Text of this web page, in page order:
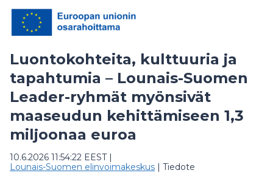
Luontokohteita, kulttuuria ja
tapahtumia – Lounais-Suomen
Leader-ryhmät myönsivät
maaseudun kehittämiseen 1,3
miljoonaa euroa
10.6.2026 11:54:22 EEST|
Lounais-Suomen elinvoimakeskus | Tiedote